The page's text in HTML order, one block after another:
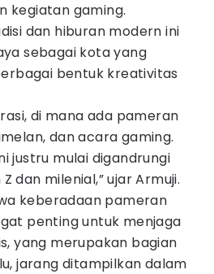
kegiatan gaming.
dan hiburan modern ini
sebagai kota yang
bentuk kreativitas
di mana ada pameran
dan acara gaming.
justru mulai digandrungi
dan milenial,” ujar Armuji.
keberadaan pameran
penting untuk menjaga
yang merupakan bagian
jarang ditampilkan dalam